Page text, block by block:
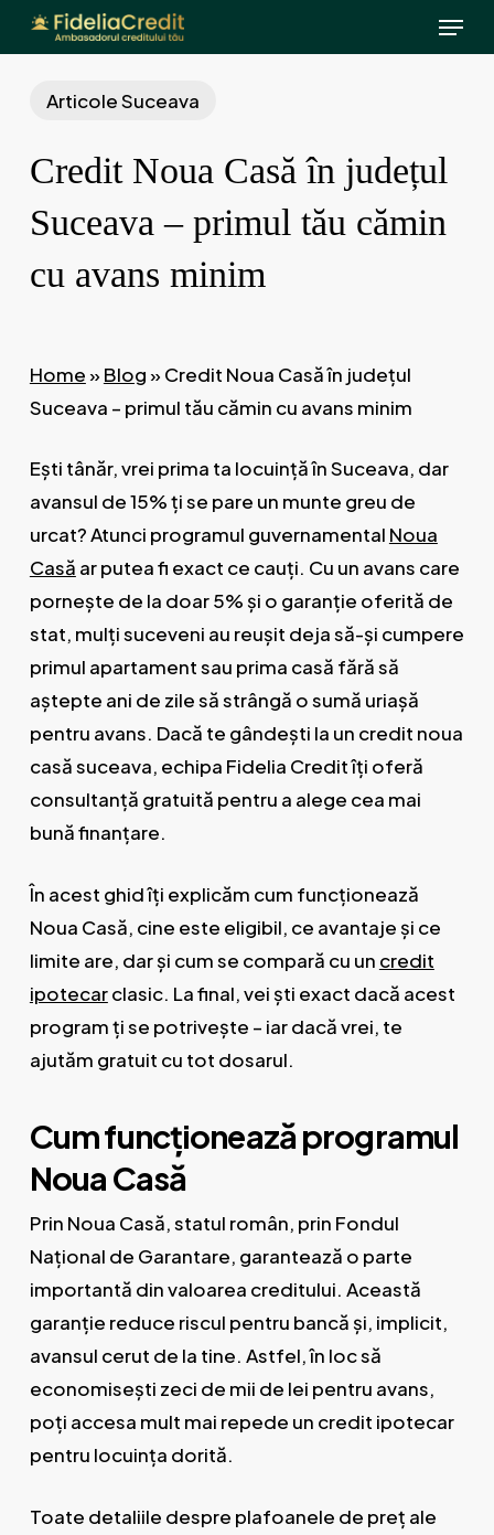
Skip
to
content
Menu
Articole Suceava
Credit Noua Casă în județul
Suceava – primul tău cămin
cu avans minim
Home» Blog» Credit Noua Casă în județul
Suceava – primul tău cămin cu avans minim
Ești tânăr, vrei prima ta locuință în Suceava, dar
avansul de 15% ți se pare un munte greu de
urcat? Atunci programul guvernamental Noua
Casă ar putea fi exact ce cauți. Cu un avans care
pornește de la doar 5% și o garanție oferită de
stat, mulți suceveni au reușit deja să-și cumpere
primul apartament sau prima casă fără să
aștepte ani de zile să strângă o sumă uriașă
pentru avans. Dacă te gândești la un credit noua
casă suceava, echipa Fidelia Credit îți oferă
consultanță gratuită pentru a alege cea mai
bună finanțare.
În acest ghid îți explicăm cum funcționează
Noua Casă, cine este eligibil, ce avantaje și ce
limite are, dar și cum se compară cu un credit
ipotecarclasic. La final, vei ști exact dacă acest
program ți se potrivește – iar dacă vrei, te
ajutăm gratuit cu tot dosarul.
Cum funcționează programul
Noua Casă
Prin Noua Casă, statul român, prin Fondul
Național de Garantare, garantează o parte
importantă din valoarea creditului. Această
garanție reduce riscul pentru bancă și, implicit,
avansul cerut de la tine. Astfel, în loc să
economisești zeci de mii de lei pentru avans,
poți accesa mult mai repede un credit ipotecar
pentru locuința dorită.
Toate detaliile despre plafoanele de preț ale